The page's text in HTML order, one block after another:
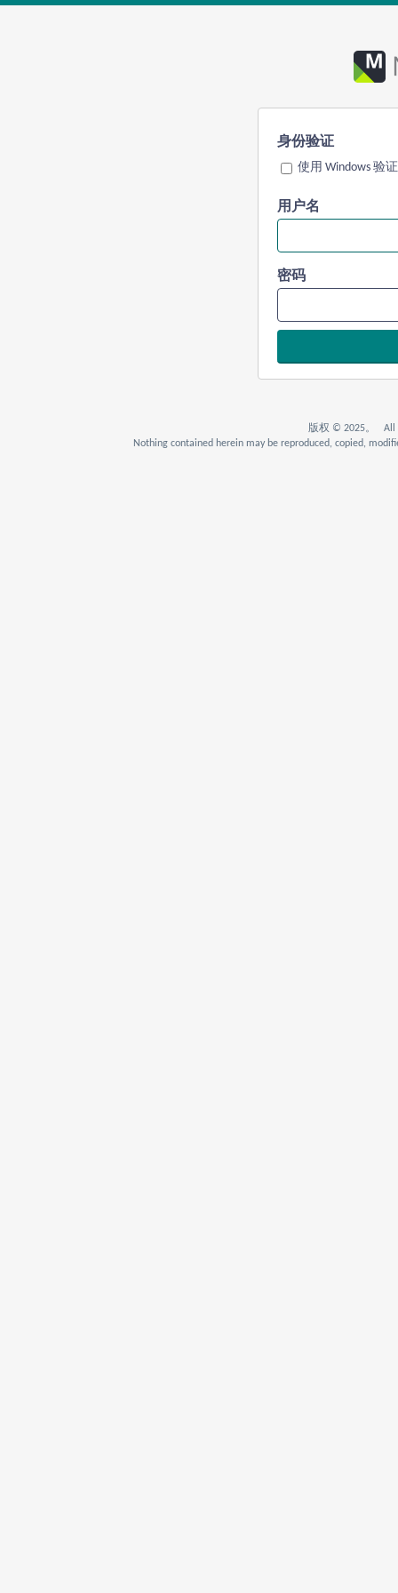
身份验证
使用 Windows 验证
用户名
密码
版权 © 2025。 All
Nothing contained herein may be reproduced, copied,